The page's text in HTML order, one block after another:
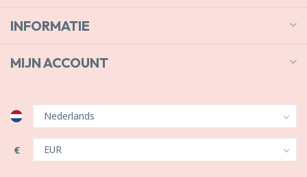
INFORMATIE
MIJN ACCOUNT
€